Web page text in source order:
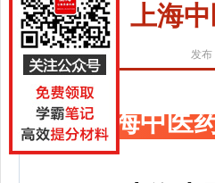
上海
发
上海中医